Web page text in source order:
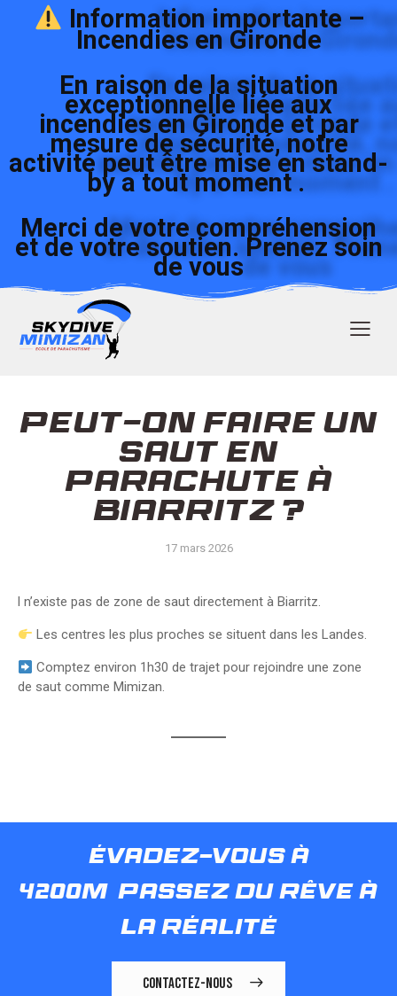
Information importante –
Incendies en Gironde
En raison de la situation
exceptionnelle liée aux
incendies en Gironde et par
mesure de sécurité, notre
activité peut être mise en stand-
by a tout moment .
Merci de votre compréhension
et de votre soutien. Prenez soin
de vous
Peut-on faire un
saut en
parachute à
Biarritz ?
17 mars 2026
l n’existe pas de zone de saut directement à Biarritz.
Les centres les plus proches se situent dans les Landes.
Comptez environ 1h30 de trajet pour rejoindre une zone
de saut comme Mimizan.
évadez-vous à
4200m passez du rêve à
la réalité
CONTACTEZ-NOUS